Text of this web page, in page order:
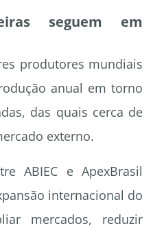
seguem em
produtores mundiais
anual em torno
das quais cerca de
externo.
ABIEC e ApexBrasil
internacional do
mercados, reduzir